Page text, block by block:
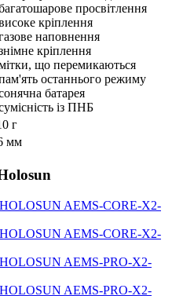
просвітлення
кріплення
наповнення
кріплення
що перемикаються
останнього режиму
батарея
із ПНБ
г
мм
AEMS-CORE-X2-
AEMS-CORE-X2-
AEMS-PRO-X2-
AEMS-PRO-X2-